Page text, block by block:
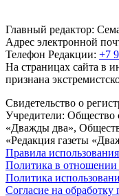
Главный редактор:
Адрес электронной
Телефон Редакции: +7
На страницах сайта в
признана
Свидетельство о
Учредители: Общество
«Дважды два»,
«Редакция газеты
Правила
Политика в отношении
Политика
Согласие на